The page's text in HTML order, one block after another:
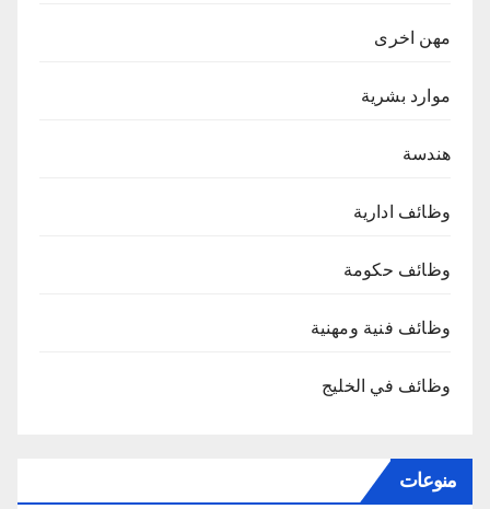
مهن اخرى
موارد بشرية
هندسة
وظائف ادارية
وظائف حكومة
وظائف فنية ومهنية
وظائف في الخليج
منوعات